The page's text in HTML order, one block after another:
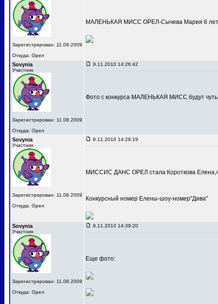
Зарегистрирован: 11.08.2009
Откуда: Орел
МАЛЕНЬКАЯ МИСС ОРЕЛ-Сычева Мария 6
Sovynia
Участник
Зарегистрирован: 11.08.2009
Откуда: Орел
9.11.2010 14:26:42
Фото с конкурса МАЛЕНЬКАЯ МИСС будут
Sovynia
Участник
Зарегистрирован: 11.08.2009
Откуда: Орел
9.11.2010 14:29:19
МИССИС ДАНС ОРЕЛ стала Короткова
Конкурсный номер Елены-шоу-номер"Дива"
Sovynia
Участник
Зарегистрирован: 11.08.2009
Откуда: Орел
9.11.2010 14:39:20
Еще фото: